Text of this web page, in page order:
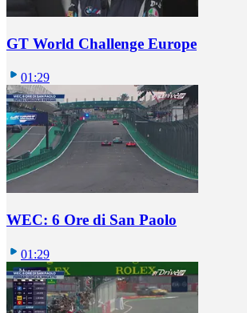
GT World Challenge Europe
01:29
WEC: 6 Ore di San Paolo
01:29